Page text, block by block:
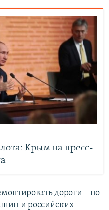
Крым на пресс-
дороги – но
и российских